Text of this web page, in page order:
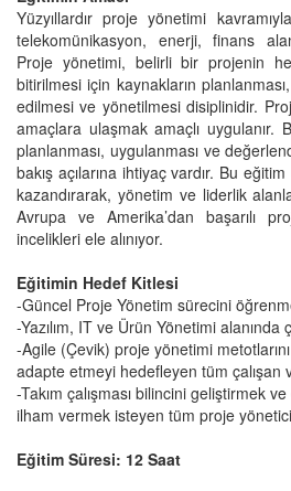
Yüzyıllardır proje yönetimi
telekomünikasyon, enerji, finans
Proje yönetimi, belirli bir projenin
bitirilmesi için kaynakların
edilmesi ve yönetilmesi disiplinidir.
amaçlara ulaşmak amaçlı uygulanır.
planlanması, uygulanması ve
bakış açılarına ihtiyaç vardır. Bu eğitim
kazandırarak, yönetim ve liderlik
Avrupa ve Amerika’dan başarılı
incelikleri ele alınıyor.
Eğitimin Hedef Kitlesi
-Güncel Proje Yönetim sürecini
-Yazılım, IT ve Ürün Yönetimi alanında
-Agile (Çevik) proje yönetimi
adapte etmeyi hedefleyen tüm çalışan
-Takım çalışması bilincini geliştirmek
ilham vermek isteyen tüm proje
Eğitim Süresi: 12 Saat